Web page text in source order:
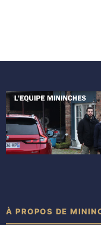
À PROPOS DE